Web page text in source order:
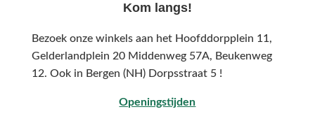
Kom langs!
Bezoek onze winkels aan het Hoofddorpplein 11,
Gelderlandplein 20 Middenweg 57A, Beukenweg
12. Ook in Bergen (NH) Dorpsstraat 5 !
Openingstijden